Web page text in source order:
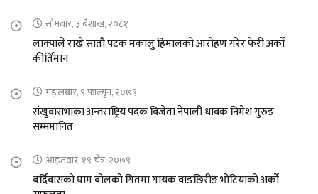
सोमवार, ३ बैशाख, २०८१
लाक्पाले राखे सातौ पटक मकालु हिमालको आरोहण गरेर फेरी अर्को
कीर्तिमान
मङ्लबार, ९ फाल्गुन, २०७९
संखुवासभाका अन्तराष्ट्रिय पदक विजेता नेपाली धावक निमेश गुरुङ
सम्ममानित
आइतवार, १९ चैत्र, २०७९
बर्दिवासको घाम बोलको गितमा गायक वाङछिरीङ भोटियाको अर्को